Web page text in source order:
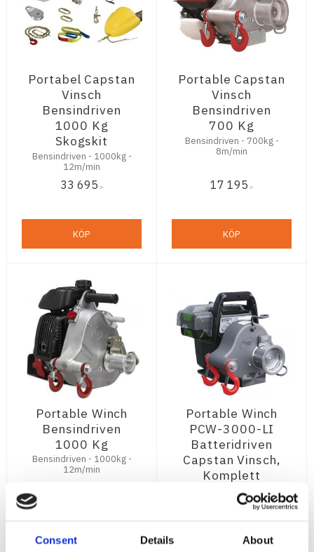
Consent Details About
Portabel Capstan
Vinsch
Bensindriven
1000 Kg
Skogskit
Bensindriven - 1000kg -
12m/min
33 695 :-
KÖP
Portable Capstan
Vinsch
Bensindriven
700 Kg
Bensindriven - 700kg -
8m/min
17 195 :-
KÖP
Portable Winch
Bensindriven
1000 Kg
Bensindriven - 1000kg -
12m/min
26 595
Portable Winch
PCW-3000-LI
Batteridriven
Capstan Vinsch,
Komplett
startpaket
Batteridriven - 1000Kg
m/min - 2st 82V Li-Jon
Batteri (ingår)
27 998 :-